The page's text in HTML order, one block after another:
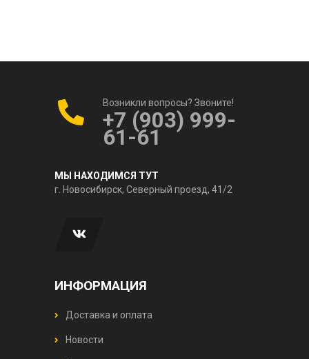
Возникли вопросы? Звоните!
+7 (903) 999-
61-61
МЫ НАХОДИМСЯ ТУТ
г. Новосибирск, Северный проезд, 41/2
ИНФОРМАЦИЯ
Доставка и оплата
Новости